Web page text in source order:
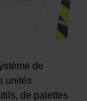
de
unités
de palettes